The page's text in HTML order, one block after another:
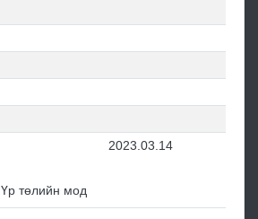
2023.03.14
Үр төлийн мод